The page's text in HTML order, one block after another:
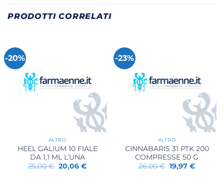
PRODOTTI CORRELATI
-20%
ALTRO
HEEL GALIUM 10 FIALE
DA 1,1 ML L’UNA
25,00€ Il
prezzo
20,06 €Il
-23%
ALTRO
CINNABARIS 31 PTK 200
COMPRESSE 50 G
26,00€ Il
prezzo
19,97 €Il